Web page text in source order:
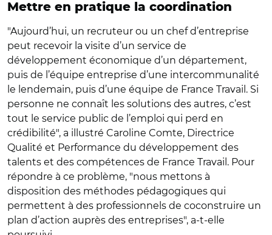
Mettre en pratique la coordination
"Aujourd’hui, un recruteur ou un chef d’entreprise
peut recevoir la visite d’un service de
développement économique d’un département,
puis de l’équipe entreprise d’une intercommunalité
le lendemain, puis d’une équipe de France Travail. Si
personne ne connaît les solutions des autres, c’est
tout le service public de l’emploi qui perd en
crédibilité", a illustré Caroline Comte, Directrice
Qualité et Performance du développement des
talents et des compétences de France Travail. Pour
répondre à ce problème, "nous mettons à
disposition des méthodes pédagogiques qui
permettent à des professionnels de coconstruire un
plan d’action auprès des entreprises", a-t-elle